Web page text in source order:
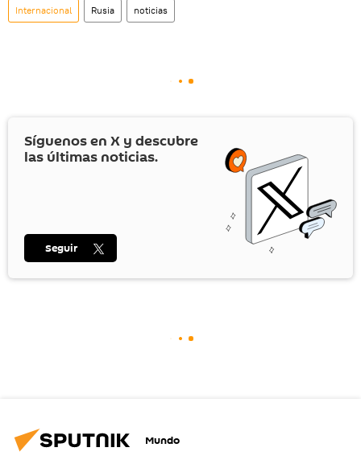
Internacional Rusia noticias
Síguenos en X y descubre
las últimas noticias.
Seguir
Mundo